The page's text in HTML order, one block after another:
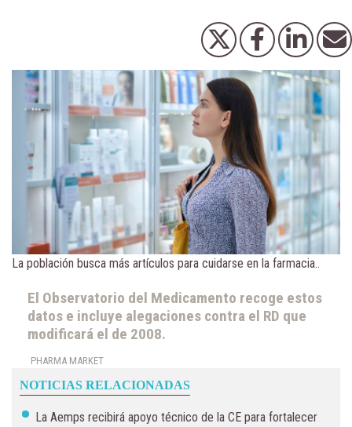
La población busca más artículos para cuidarse en la farmacia..
El Observatorio del Medicamento recoge estos
datos e incluye alegaciones contra el RD que
modificará el de 2008.
PHARMA MARKET
NOTICIAS RELACIONADAS
La Aemps recibirá apoyo técnico de la CE para fortalecer